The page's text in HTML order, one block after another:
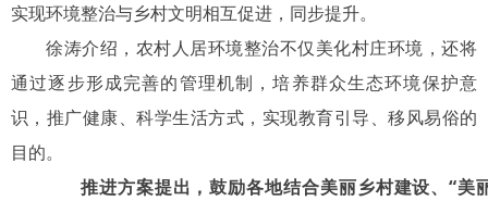
实现环境整治与乡村文明相互促进，同步提升。
徐涛介绍，农村人居环境整治不仅美化村庄环境，还将
通过逐步形成完善的管理机制，培养群众生态环境保护意
识，推广健康、科学生活方式，实现教育引导、移风易俗的
目的。
推进方案提出，鼓励各地结合美丽乡村建设、“美